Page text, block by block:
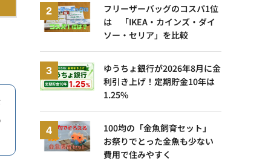
フリーザーバッグのコスパ1位
は 「IKEA・カインズ・ダイ
ソー・セリア」を比較
ゆうちょ銀行が2026年8月に金
利引き上げ！定期貯金10年は
1.25%
100均の「金魚飼育セット」
お祭りでとった金魚も少ない
費用で住みやすく